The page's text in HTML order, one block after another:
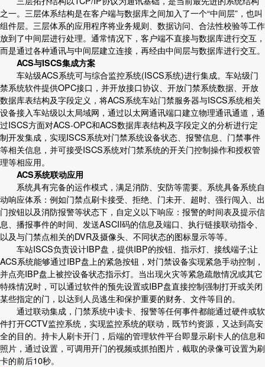
之一。三层体系结构是在客户端与数据库之间加入了一个“中间层”，也叫
组件层。三层体系的应用程序将业务规则、数据访问、合法性校验等工作
放到了中间层进行处理。通常情况下，客户端不直接与数据库进行交互，
而是通过各种通讯与中间层建立连接，再经由中间层与数据库进行交互。
ACS与ISCS集成方案
车站级ACS系统可与综合监控系统(ISCS系统)进行集成。车站级门
禁系统软件提供OPC接口，并开放接口协议、开放门禁系统数据、开放
数据库表结构及字段定义，将ACS系统车站门禁服务器与ISCS系统相关
设备接入车站级以太局域网，通过以太网通讯端口建立物理通讯通道，通
过ISCS方面对ACS-OPC和ACS数据库表结构及字段定义的分析进行定
制开发集成，实现ISCS系统对门禁系统设备状态、报警信息、门禁事件
等相关信息，并可接受ISCS系统对门禁系统的开关门控制操作和授权管
理等相应用。
ACS系统联动应用
系统具有完备的运作模式，满足消防、安防等需要。系统具备系统自
动响应体系：例如门禁点刷卡接受、拒绝、门未开、超时、强行闯入、出
门按钮以及消防报警等状态下，自定义以下响应：报警的时间表及提示信
息、播报事件的时间、发送ASCII码的信息及端口、执行链接联动指令、
以及与门禁点相关的DVR及摄像头、不同状态的图标显示等等。
车站ISCS负责设计IBP盘，提供IBP的按钮、指示灯、接线端子;让
ACS系统能够通过IBP盘上的紧急按钮，对门禁设备实现紧急手动控制，
并点亮IBP盘上被控设备状态指示灯。当出现火灾等紧急疏散情况或其它
特殊情况时，可以通过软件的预先设置或IBP盘直接控制强制打开或关闭
某些指定的门，以达到人员逃生和保护重要的财务、文件等目的。
通过联动集成，门禁系统中读卡、报警等任何事件都能通过硬件或软
件打开CCTV监控系统，实现监控系统的联动，既节约资源，又达到高安
全的目的。持卡人刷卡开门，后端的管理软件平台即显示刷卡人的信息和
照片，通过设置，可调用开门的视频或抓拍图片，截取的录像可设置为刷
卡的前后10秒。